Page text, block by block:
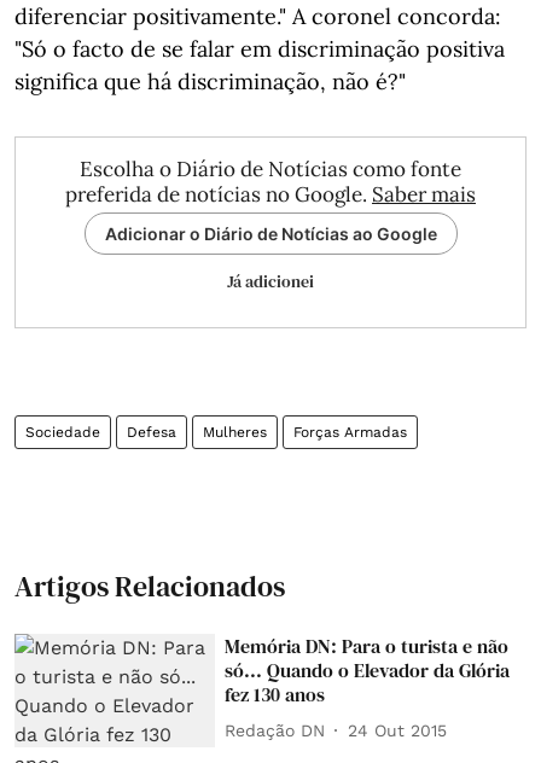
diferenciar positivamente." A coronel concorda:
"Só o facto de se falar em discriminação positiva
significa que há discriminação, não é?"
Escolha o Diário de Notícias como fonte
preferida de notícias no Google. Saber mais
Adicionar o Diário de Notícias ao Google
Já adicionei
Sociedade Defesa Mulheres Forças Armadas
Artigos Relacionados
Memória DN: Para o turista e não
só... Quando o Elevador da Glória
fez 130 anos
Redação DN 24 Out 2015